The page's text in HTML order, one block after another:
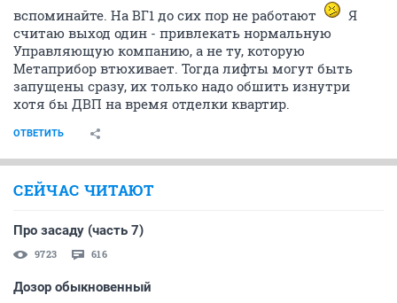
вспоминайте. На ВГ1 до сих пор не работают
Я
считаю выход один - привлекать нормальную
Управляющую компанию, а не ту, которую
Метаприбор втюхивает. Тогда лифты могут быть
запущены сразу, их только надо обшить изнутри
хотя бы ДВП на время отделки квартир.
ОТВЕТИТЬ
СЕЙЧАС ЧИТАЮТ
Про засаду (часть 7)
9723 616
Дозор обыкновенный